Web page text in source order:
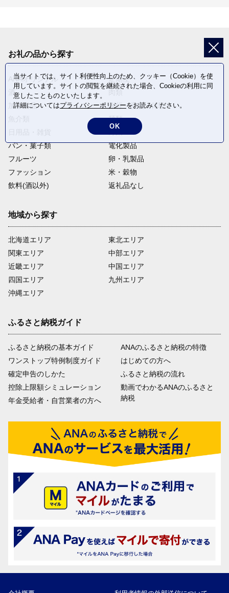
お礼の品から探す
ANAオリジナル
定期便
酒
加工食品
旅行・宿泊・体験
麺類
パン・菓子類
電化製品
フルーツ
卵・乳製品
ファッション
米・穀物
飲料(酒以外)
返礼品なし
地域から探す
北海道エリア
関東エリア
近畿エリア
四国エリア
沖縄エリア
東北エリア
中部エリア
中国エリア
九州エリア
ふるさと納税ガイド
ふるさと納税の基本ガイド
ワンストップ特例制度ガイド
確定申告のしかた
控除上限額シミュレーション
年金受給者・自営業者の方へ
ANAのふるさと納税の特徴
はじめての方へ
ふるさと納税の流れ
動画でわかるANAのふるさと
納税
当サイトでは、サイト利便性向上のため、クッキー（Cookie）を使
用しています。サイトの閲覧を継続された場合、Cookieの利用に同
意したことものといたします。
詳細についてはプライバシーポリシーをお読みください。
OK